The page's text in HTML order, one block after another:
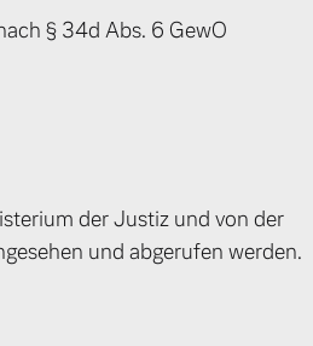
§ 34d Abs. 6 GewO
der Justiz und von der
und abgerufen werden.